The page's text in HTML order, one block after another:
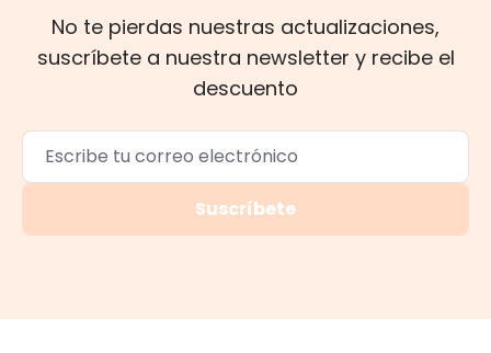
No te pierdas nuestras actualizaciones,
suscríbete a nuestra newsletter y recibe el
descuento
Suscríbete